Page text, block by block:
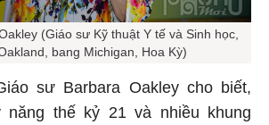
(Giáo sư Kỹ thuật Y tế và Sinh học,
bang Michigan, Hoa Kỳ)
sư Barbara Oakley cho biết,
năng thế kỷ 21 và nhiều khung